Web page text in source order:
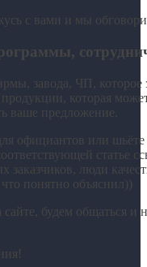
с вами и мы
завода, ЧП, которое
которая
ваше предложение.
официантов или
статье
заказчиков, люди
понятно объяснил))
будем общаться и